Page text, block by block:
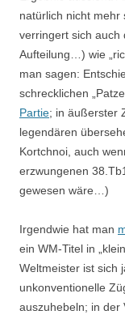
natürlich nicht mehr
verringert sich auch
Aufteilung…) wie
man sagen:
schrecklichen
Partie; in äußerster
legendären
Kortchnoi, auch
erzwungenen
gewesen wäre…)
Irgendwie hat man
ein WM-Titel in
Weltmeister ist sich
unkonventionelle
auszuhebeln; in der